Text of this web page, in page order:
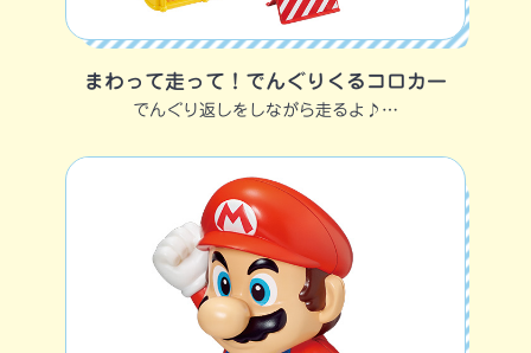
まわって走って！でんぐりくるコロカー
でんぐり返しをしながら走るよ♪…